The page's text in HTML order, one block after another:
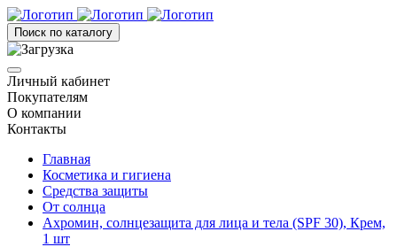
Поиск по каталогу
Личный кабинет
Покупателям
О компании
Контакты
Главная
Косметика и гигиена
Средства защиты
От солнца
Ахромин, солнцезащита для лица и тела (SPF 30), Крем,
1 шт